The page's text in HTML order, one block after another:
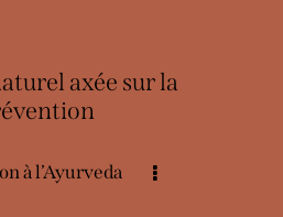
axée sur la
à l’Ayurveda